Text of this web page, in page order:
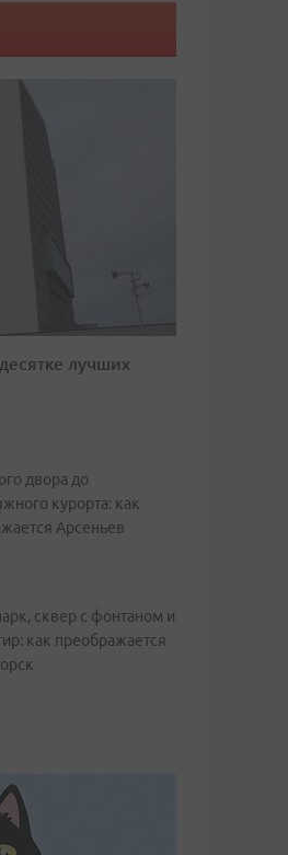
лучших
двора до
курорта: как
Арсеньев
сквер с фонтаном и
как преображается